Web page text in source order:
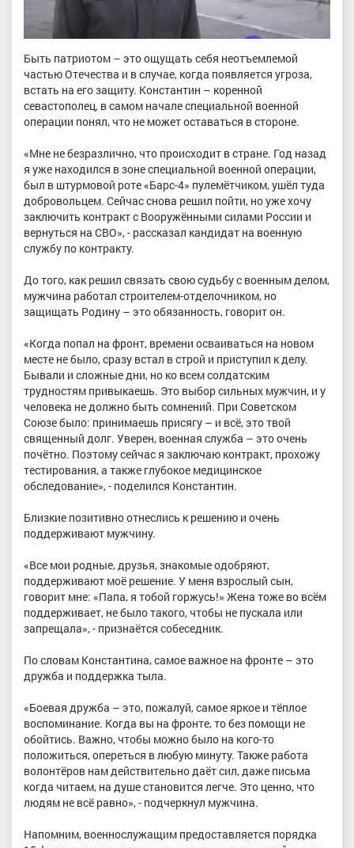
Быть патриотом – это ощущать себя неотъемлемой
частью Отечества и в случае, когда появляется угроза,
встать на его защиту. Константин – коренной
севастополец, в самом начале специальной военной
операции понял, что не может оставаться в стороне.
«Мне не безразлично, что происходит в стране. Год назад
я уже находился в зоне специальной военной операции,
был в штурмовой роте «Барс-4» пулемётчиком, ушёл туда
добровольцем. Сейчас снова решил пойти, но уже хочу
заключить контракт с Вооружёнными силами России и
вернуться на СВО», - рассказал кандидат на военную
службу по контракту.
До того, как решил связать свою судьбу с военным делом,
мужчина работал строителем-отделочником, но
защищать Родину – это обязанность, говорит он.
«Когда попал на фронт, времени осваиваться на новом
месте не было, сразу встал в строй и приступил к делу.
Бывали и сложные дни, но ко всем солдатским
трудностям привыкаешь. Это выбор сильных мужчин, и у
человека не должно быть сомнений. При Советском
Союзе было: принимаешь присягу – и всё, это твой
священный долг. Уверен, военная служба – это очень
почётно. Поэтому сейчас я заключаю контракт, прохожу
тестирования, а также глубокое медицинское
обследование», - поделился Константин.
Близкие позитивно отнеслись к решению и очень
поддерживают мужчину.
«Все мои родные, друзья, знакомые одобряют,
поддерживают моё решение. У меня взрослый сын,
говорит мне: «Папа, я тобой горжусь!» Жена тоже во всём
поддерживает, не было такого, чтобы не пускала или
запрещала», - признаётся собеседник.
По словам Константина, самое важное на фронте – это
дружба и поддержка тыла.
«Боевая дружба – это, пожалуй, самое яркое и тёплое
воспоминание. Когда вы на фронте, то без помощи не
обойтись. Важно, чтобы можно было на кого-то
положиться, опереться в любую минуту. Также работа
волонтёров нам действительно даёт сил, даже письма
когда читаем, на душе становится легче. Это ценно, что
людям не всё равно», - подчеркнул мужчина.
Напомним, военнослужащим предоставляется порядка